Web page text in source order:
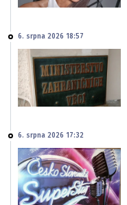
6. srpna 2026 18:57
6. srpna 2026 17:32